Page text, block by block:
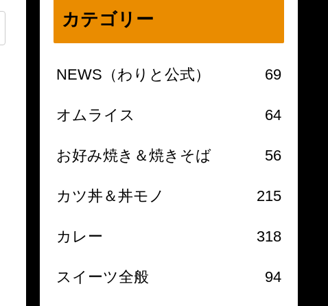
カテゴリー
NEWS（わりと公式） 69
オムライス 64
お好み焼き＆焼きそば 56
カツ丼＆丼モノ 215
カレー 318
スイーツ全般 94